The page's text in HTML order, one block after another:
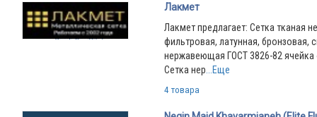
Лакмет
Лакмет предлагает: Сетка тканая
фильтровая, латунная, бронзовая,
нержавеющая ГОСТ 3826-82
Сетка нер...Еще
4 товара